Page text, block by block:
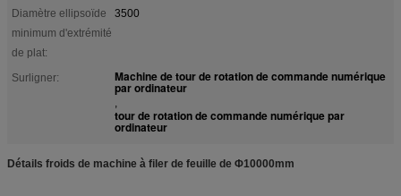
Diamètre ellipsoïde
minimum d'extrémité
de plat:
3500
Surligner: Machine de tour de rotation de commande numérique
par ordinateur
,
tour de rotation de commande numérique par
ordinateur
Détails froids de machine à filer de feuille de Φ10000mm